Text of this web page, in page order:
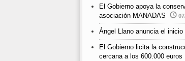
El Gobierno apoya la
asociación MANADAS
Ángel Llano anuncia el
El Gobierno licita la
cercana a los 600.000 euros